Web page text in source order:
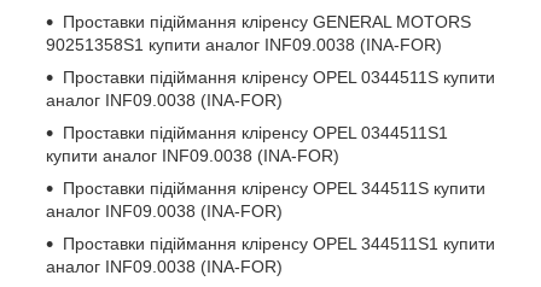
Проставки підіймання кліренсу GENERAL MOTORS
90251358S1 купити аналог INF09.0038 (INA-FOR)
Проставки підіймання кліренсу OPEL 0344511S купити
аналог INF09.0038 (INA-FOR)
Проставки підіймання кліренсу OPEL 0344511S1
купити аналог INF09.0038 (INA-FOR)
Проставки підіймання кліренсу OPEL 344511S купити
аналог INF09.0038 (INA-FOR)
Проставки підіймання кліренсу OPEL 344511S1 купити
аналог INF09.0038 (INA-FOR)